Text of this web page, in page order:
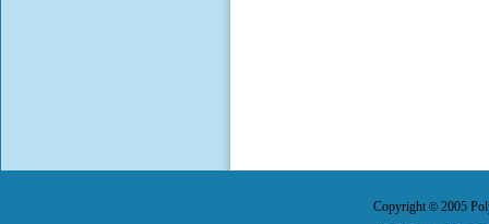
Copyright© 2005